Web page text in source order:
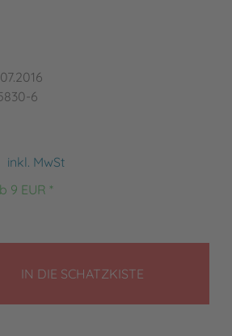
6
inkl. MwSt
9 EUR *
IN DIE SCHATZKISTELEGEN